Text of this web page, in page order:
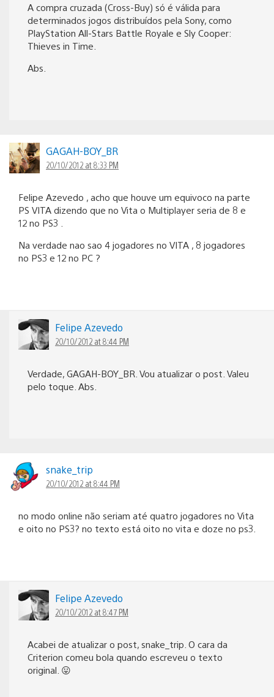
A compra cruzada (Cross-Buy) só é válida para
determinados jogos distribuídos pela Sony, como
PlayStation All-Stars Battle Royale e Sly Cooper:
Thieves in Time.
Abs.
GAGAH-BOY_BR
20/10/2012 at 8:33 PM
Felipe Azevedo , acho que houve um equivoco na parte
PS VITA dizendo que no Vita o Multiplayer seria de 8 e
12 no PS3 .
Na verdade nao sao 4 jogadores no VITA , 8 jogadores
no PS3 e 12 no PC ?
Felipe Azevedo
20/10/2012 at 8:44 PM
Verdade, GAGAH-BOY_BR. Vou atualizar o post. Valeu
pelo toque. Abs.
snake_trip
20/10/2012 at 8:44 PM
no modo online não seriam até quatro jogadores no Vita
e oito no PS3? no texto está oito no vita e doze no ps3.
Felipe Azevedo
20/10/2012 at 8:47 PM
Acabei de atualizar o post, snake_trip. O cara da
Criterion comeu bola quando escreveu o texto
original. 😛